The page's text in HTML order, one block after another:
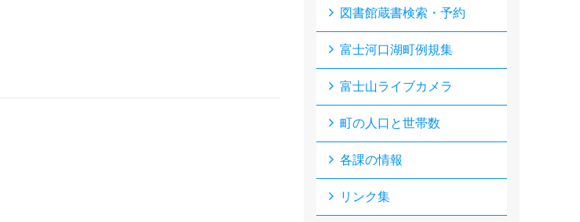
図書館蔵書検索・予約
富士河口湖町例規集
富士山ライブカメラ
町の人口と世帯数
各課の情報
リンク集